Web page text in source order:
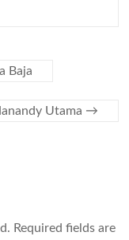
Baja
Utama →
Required fields are